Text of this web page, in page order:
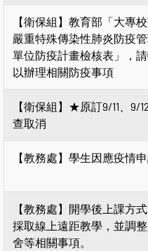
【衛保組】教育部「大專
嚴重特殊傳染性肺炎防疫
單位防疫計畫檢核表」，
以辦理相關防疫事項
【衛保組】★原訂9/11、9/
查取消
【教務處】學生因應疫情
【教務處】開學後上課方
採取線上遠距教學，並調
舍等相關事項。